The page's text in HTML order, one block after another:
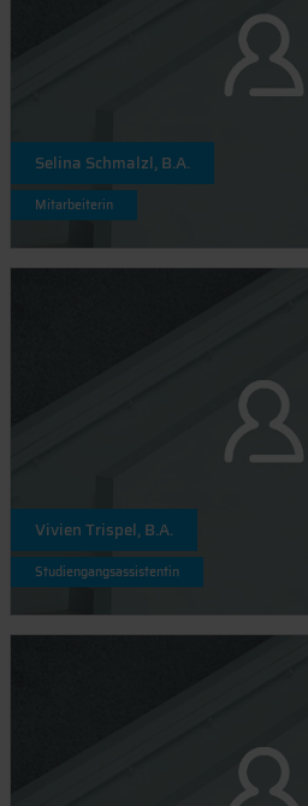
Selina Schmalzl, B.A.
Mitarbeiterin
Vivien Trispel, B.A.
Studiengangsassistentin